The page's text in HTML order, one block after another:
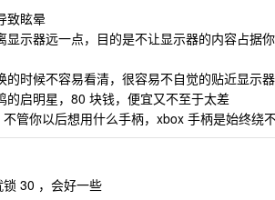
致眩晕
显示器远一点，目的是不让显示器的内容占据
的时候不容易看清，很容易不自觉的贴近显示
的启明星，80 块钱，便宜又不至于太差
管你以后想用什么手柄，xbox 手柄是始终绕
30 ，会好一些